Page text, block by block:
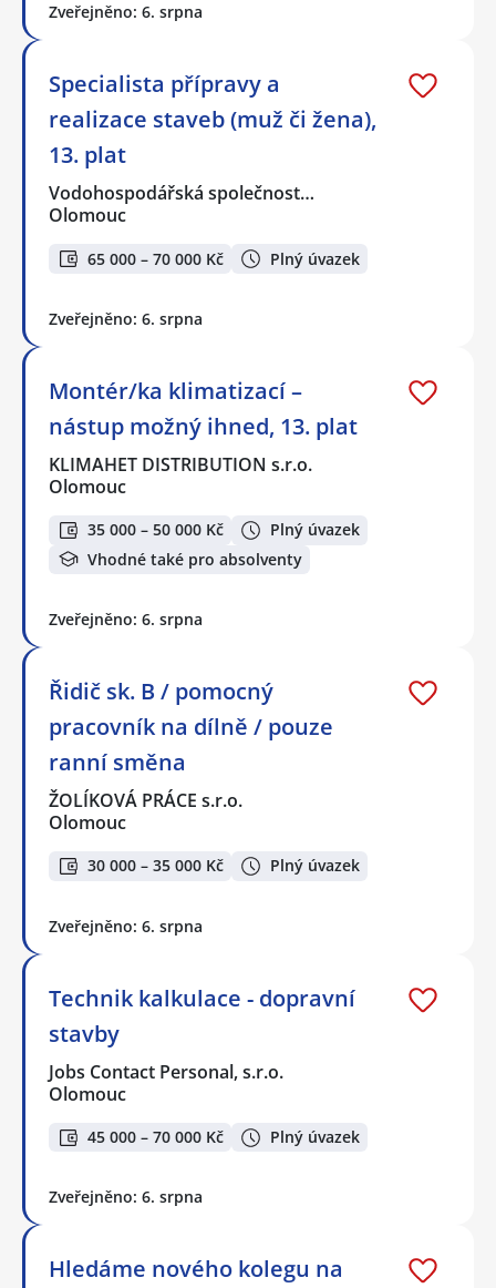
Zveřejněno: 6. srpna
Specialista přípravy a
realizace staveb (muž či žena),
13. plat
Vodohospodářská společnost…
Olomouc
65 000 – 70 000 Kč Plný úvazek
Zveřejněno: 6. srpna
Montér/ka klimatizací –
nástup možný ihned, 13. plat
KLIMAHET DISTRIBUTION s.r.o.
Olomouc
35 000 – 50 000 Kč
Plný úvazek
Vhodné také pro absolventy
Zveřejněno: 6. srpna
Řidič sk. B / pomocný
pracovník na dílně / pouze
ranní směna
ŽOLÍKOVÁ PRÁCE s.r.o.
Olomouc
30 000 – 35 000 Kč Plný úvazek
Zveřejněno: 6. srpna
Technik kalkulace - dopravní
stavby
Jobs Contact Personal, s.r.o.
Olomouc
45 000 – 70 000 Kč Plný úvazek
Zveřejněno: 6. srpna
Hledáme nového kolegu na